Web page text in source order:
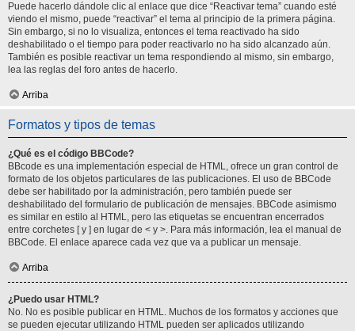
Puede hacerlo dándole clic al enlace que dice “Reactivar tema” cuando esté
viendo el mismo, puede “reactivar” el tema al principio de la primera página.
Sin embargo, si no lo visualiza, entonces el tema reactivado ha sido
deshabilitado o el tiempo para poder reactivarlo no ha sido alcanzado aún.
También es posible reactivar un tema respondiendo al mismo, sin embargo,
lea las reglas del foro antes de hacerlo.
Arriba
Formatos y tipos de temas
¿Qué es el código BBCode?
BBcode es una implementación especial de HTML, ofrece un gran control de
formato de los objetos particulares de las publicaciones. El uso de BBCode
debe ser habilitado por la administración, pero también puede ser
deshabilitado del formulario de publicación de mensajes. BBCode asimismo
es similar en estilo al HTML, pero las etiquetas se encuentran encerrados
entre corchetes [ y ] en lugar de < y >. Para más información, lea el manual de
BBCode. El enlace aparece cada vez que va a publicar un mensaje.
Arriba
¿Puedo usar HTML?
No. No es posible publicar en HTML. Muchos de los formatos y acciones que
se pueden ejecutar utilizando HTML pueden ser aplicados utilizando